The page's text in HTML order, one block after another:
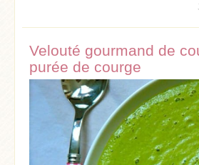
Velouté gourmand de
purée de courge